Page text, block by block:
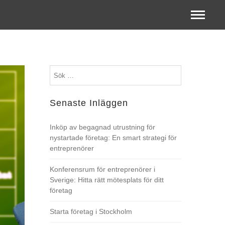
Senaste Inläggen
Inköp av begagnad utrustning för
nystartade företag: En smart strategi för
entreprenörer
Konferensrum för entreprenörer i
Sverige: Hitta rätt mötesplats för ditt
företag
Starta företag i Stockholm